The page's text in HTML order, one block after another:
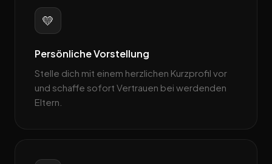
💛
Persönliche Vorstellung
Stelle dich mit einem herzlichen Kurzprofil vor
und schaffe sofort Vertrauen bei werdenden
Eltern.